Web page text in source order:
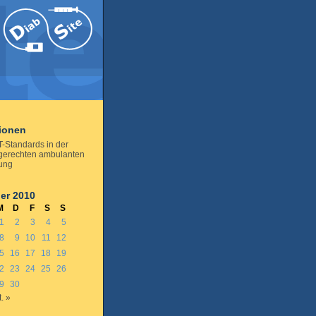
Standards in der
ambulanten
2010
D F S
S
1
2 3 4
5
8 9 10 11
12
16 17 18
19
23 24 25
26
30
»